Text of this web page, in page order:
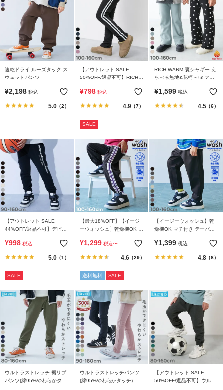
す
ラ
ン
キ
ら
探
新
ら
す
特
か
子
ど
も
速乾ドライ ルーズタック ス
ウェットパンツ
¥2,198 税込
5.0（2）
【アウトレット SALE
50%OFF/返品不可】RICH
ンツ
¥798 税込
4.9（7）
SALE
RICH WARM 裏シャギー え
らべる無地&花柄 セミフレ
¥1,599 税込
4.5（6）
【アウトレット SALE
44%OFF/返品不可】デビラ
ツ
¥998 税込
5.0（1）
SALE
【最大18%OFF】【イージ
ーウォッシュ】乾燥機OK え
ンツ
¥1,299 税込〜
4.6（29）
送料無料 SALE
【イージーウォッシュ】乾
燥機OK マチ付き テーパー
¥1,399 税込
4.8（8）
ウルトラストレッチ 裾リブ
パンツ(綿95%やわらかタッ
ウルトラストレッチパンツ
(綿95%やわらかタッチ)
【アウトレット SALE
50%OFF/返品不可】ウルト